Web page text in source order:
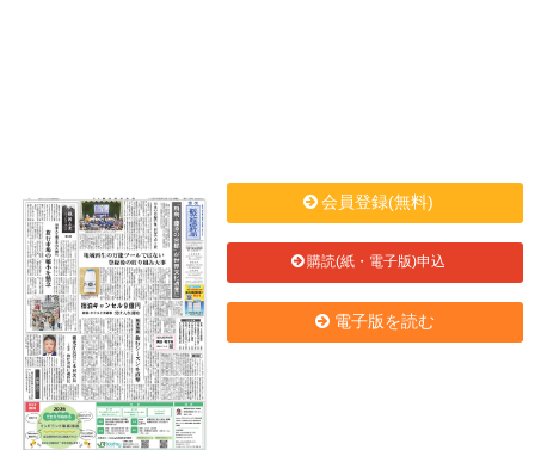
会員登録(無料)
購読(紙・電子版)申込
電子版を読む